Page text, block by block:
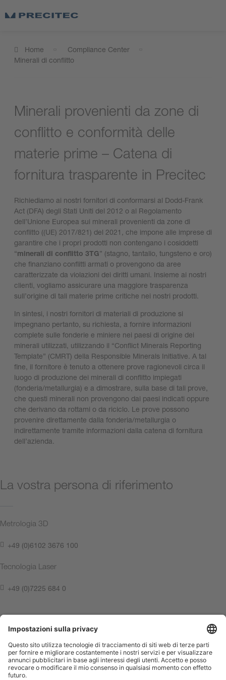
Home
Compliance Center
Minerali di conflitto
Minerali provenienti da zone di
conflitto e conformità delle
materie prime – Catena di
fornitura trasparente in Precitec
Richiediamo ai nostri fornitori di conformarsi al Dodd-Frank
Act (DFA) degli Stati Uniti del 2012 o al Regolamento
dell’Unione Europea sui minerali provenienti da zone di
conflitto ((UE) 2017/821) del 2021, che impone alle imprese di
garantire che i propri prodotti non contengano i cosiddetti
“minerali di conflitto 3TG” (stagno, tantalio, tungsteno e oro)
che finanziano conflitti armati o provengono da aree
caratterizzate da violazioni dei diritti umani. Insieme ai nostri
clienti, vogliamo assicurare una maggiore trasparenza
sull’origine di tali materie prime critiche nei nostri prodotti.
In sintesi, i nostri fornitori di materiali di produzione si
impegnano pertanto, su richiesta, a fornire informazioni
complete sulle fonderie e miniere nei paesi di origine dei
minerali utilizzati, utilizzando il “Conflict Minerals Reporting
Template” (CMRT) della Responsible Minerals Initiative. A tal
fine, il fornitore è tenuto a ottenere prove ragionevoli circa il
luogo di produzione dei minerali di conflitto impiegati
(fonderia/metallurgia) e a dimostrare, sulla base di tali prove,
che questi minerali non provengono dai paesi indicati oppure
che derivano da rottami o da riciclo. Le prove possono
provenire direttamente dalla fonderia/metallurgia o
indirettamente tramite informazioni dalla catena di fornitura
dell’azienda.
La vostra persona di riferimento
Metrologia 3D
+49 (0)6102 3676 100
Tecnologia Laser
+49 (0)7225 684 0